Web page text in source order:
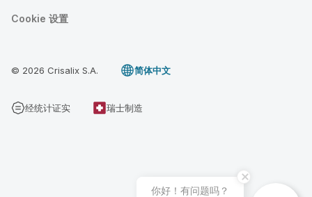
Cookie 设置
© 2026 Crisalix S.A. 简体中文
经统计证实 瑞士制造
你好！有问题吗？